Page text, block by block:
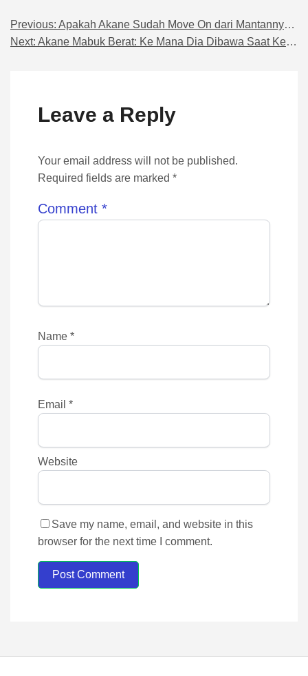
Navigasi pos
Previous: Apakah Akane Sudah Move On dari Mantannya? Simak Faktanya
Next: Akane Mabuk Berat: Ke Mana Dia Dibawa Saat Ketiduran?
Leave a Reply
Your email address will not be published.
Required fields are marked *
Comment *
Name *
Email *
Website
Save my name, email, and website in this
browser for the next time I comment.
Post Comment